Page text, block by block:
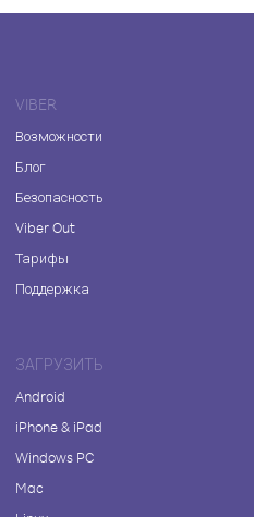
VIBER
Возможности
Блог
Безопасность
Viber Out
Тарифы
Поддержка
ЗАГРУЗИТЬ
Android
iPhone & iPad
Windows PC
Mac